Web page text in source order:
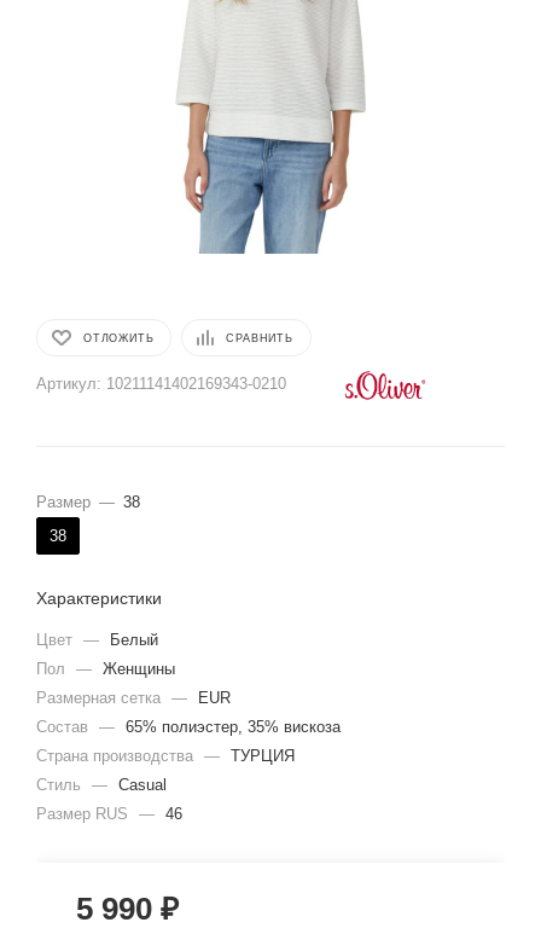
ОТЛОЖИТЬ СРАВНИТЬ
Артикул: 10211141402169343-0210
Размер — 38
38
Характеристики
Цвет —
Белый
Пол
— Женщины
Размерная сетка —
EUR
Состав
— 65% полиэстер, 35% вискоза
Страна производства — ТУРЦИЯ
Стиль
— Casual
Размер RUS
— 46
5 990 ₽